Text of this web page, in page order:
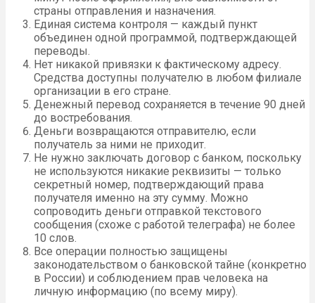
страны отправления и назначения.
Единая система контроля — каждый пункт
объединен одной программой, подтверждающей
переводы.
Нет никакой привязки к фактическому адресу.
Средства доступны получателю в любом филиале
организации в его стране.
Денежный перевод сохраняется в течение 90 дней
до востребования.
Деньги возвращаются отправителю, если
получатель за ними не приходит.
Не нужно заключать договор с банком, поскольку
не используются никакие реквизиты — только
секретный номер, подтверждающий права
получателя именно на эту сумму. Можно
сопроводить деньги отправкой текстового
сообщения (схоже с работой телеграфа) не более
10 слов.
Все операции полностью защищены
законодательством о банковской тайне (конкретно
в России) и соблюдением прав человека на
личную информацию (по всему миру).